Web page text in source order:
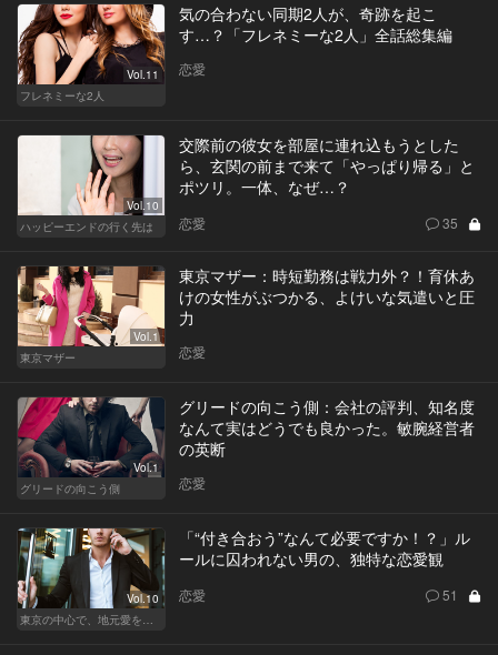
Vol.11
フレネミーな2人
気の合わない同期2人が、奇跡を起こ
す…？「フレネミーな2人」全話総集編
恋愛
Vol.10
ハッピーエンドの行く先は
交際前の彼女を部屋に連れ込もうとした
ら、玄関の前まで来て「やっぱり帰る」と
ポツリ。一体、なぜ…？
恋愛 35
Vol.1
東京マザー
東京マザー：時短勤務は戦力外？！育休あ
けの女性がぶつかる、よけいな気遣いと圧
力
恋愛
Vol.1
グリードの向こう側
グリードの向こう側：会社の評判、知名度
なんて実はどうでも良かった。敏腕経営者
の英断
恋愛
Vol.10
「“付き合おう”なんて必要ですか！？」ル
ールに囚われない男の、独特な恋愛観
恋愛 51